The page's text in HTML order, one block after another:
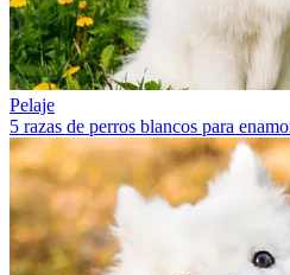
Pelaje
5 razas de perros blancos para